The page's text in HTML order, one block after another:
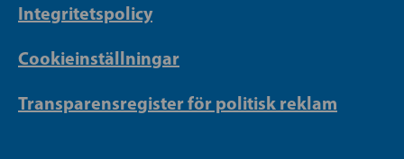
Integritetspolicy
Cookieinställningar
Transparensregister för politisk reklam